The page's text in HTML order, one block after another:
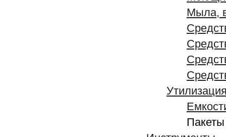
Мыла,
Пакеты